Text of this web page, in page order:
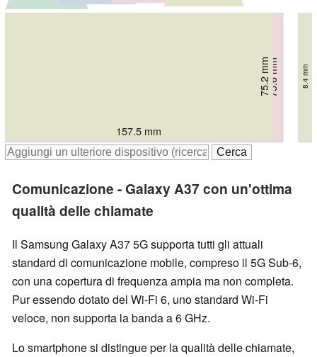
163.6 mm
78.1 mm 8 mm
162.9 mm
78.2 mm 7.4 mm
162.8 mm
75.6 mm 6.8 mm
157.5 mm
75.2 mm 8.4 mm
Comunicazione - Galaxy A37 con un'ottima
qualità delle chiamate
Il Samsung Galaxy A37 5G supporta tutti gli attuali
standard di comunicazione mobile, compreso il 5G Sub-6,
con una copertura di frequenza ampia ma non completa.
Pur essendo dotato del Wi-Fi 6, uno standard Wi-Fi
veloce, non supporta la banda a 6 GHz.
Lo smartphone si distingue per la qualità delle chiamate,